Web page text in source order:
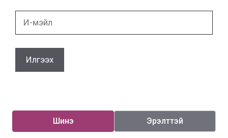
Шинэ Эрэлттэй